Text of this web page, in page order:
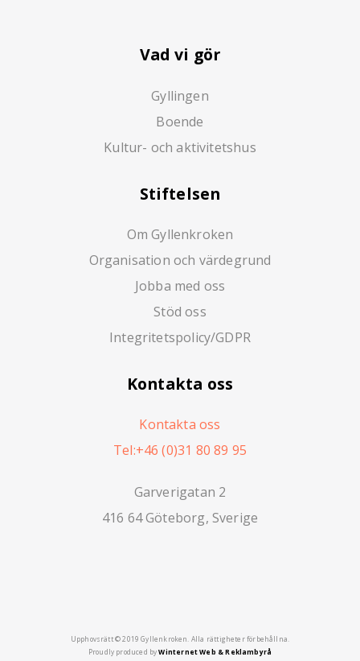
Vad vi gör
Gyllingen
Boende
Kultur- och aktivitetshus
Stiftelsen
Om Gyllenkroken
Organisation och värdegrund
Jobba med oss
Stöd oss
Integritetspolicy/GDPR
Kontakta oss
Kontakta oss
Tel:+46 (0)31 80 89 95
Garverigatan 2
416 64 Göteborg, Sverige
Upphovsrätt © 2019 Gyllenkroken. Alla rättigheter förbehållna.
Proudly produced byWinternet Web & Reklambyrå